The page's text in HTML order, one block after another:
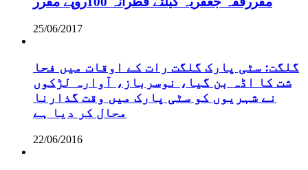
25/06/2017
گلگت: سٹی پارک گلگت رات کے اوقات میں فحا
شت کا اڈہ بن گیا، نوسرباز، آوارہ لڑکوں
نے شہریوں کو سٹی پارک میں وقت گذارنا
محال کر دیا ہے
22/06/2016